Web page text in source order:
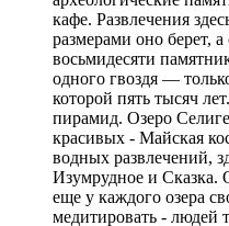
кафе. Развлечения
размерами оно берет,
восьмидесяти
одного гвоздя —
которой пять тысяч
пирамид. Озеро
красивых - Майская
водных развлечений,
Изумрудное и Сказка.
еще у каждого озера
медитировать - людей